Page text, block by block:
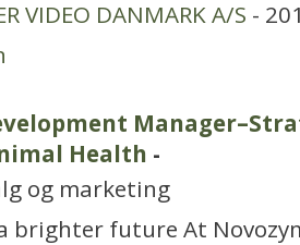
VIDEO DANMARK A/S -
Health -
og marketing
brighter future At